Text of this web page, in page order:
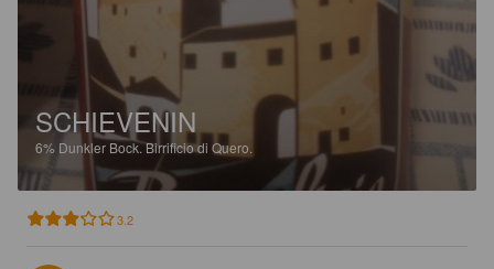
SCHIEVENIN
6% Dunkler Bock.Birrificio di Quero.
3.2